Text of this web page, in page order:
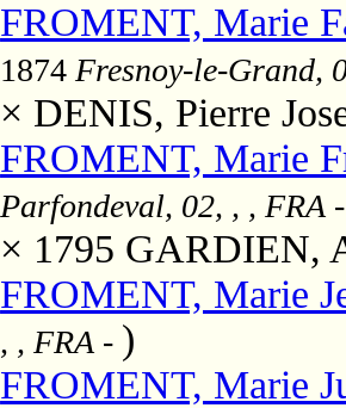
FROMENT, Marie
1874 Fresnoy-le-Grand,
× DENIS, Pierre
FROMENT, Marie
Parfondeval, 02, , , FRA
× 1795 GARDIEN,
FROMENT, Marie
, , FRA - )
FROMENT, Marie